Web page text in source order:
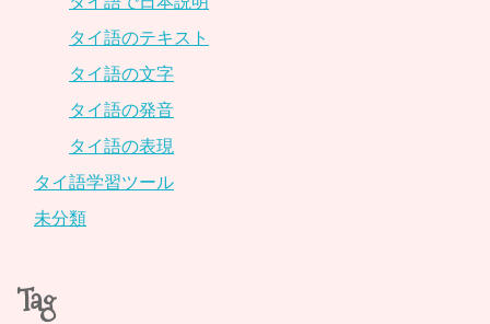
タイ語のテキスト
タイ語の文字
タイ語の発音
タイ語の表現
タイ語学習ツール
未分類
Tag